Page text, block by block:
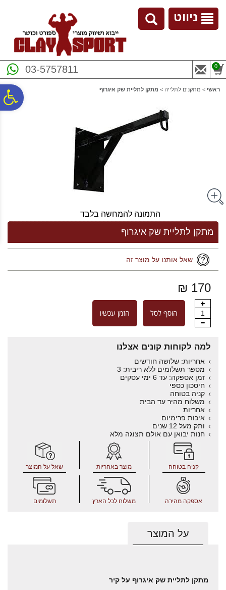
נגישות
ניווט
03-5757811 0
ראשי > מתקנים לתלייה > מתקן לתליית שק איגרוף
התמונה להמחשה בלבד
מתקן לתליית שק איגרוף
שאל אותנו על מוצר זה
170 ₪
1 הוסף לסל הזמן עכשיו
למה לקוחות קונים אצלנו
אחריות: שלושה חודשים
מספר תשלומים ללא ריבית: 3
זמן אספקה: עד 6 ימי עסקים
חיסכון כספי
קניה בטוחה
משלוח מהיר עד הבית
אחריות
איכות פרימיום
ותק מעל 12 שנים
חנות יבואן עם אולם תצוגה מלא
קניה בטוחה מוצר באחריות שאל על המוצר
אספקה מהירה משלוח לכל הארץ תשלומים
על המוצר
מתקן לתליית שק איגרוף על קיר